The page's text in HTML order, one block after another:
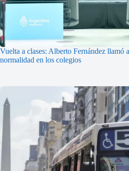
Vuelta a clases: Alberto Fernández llamó
normalidad en los colegios